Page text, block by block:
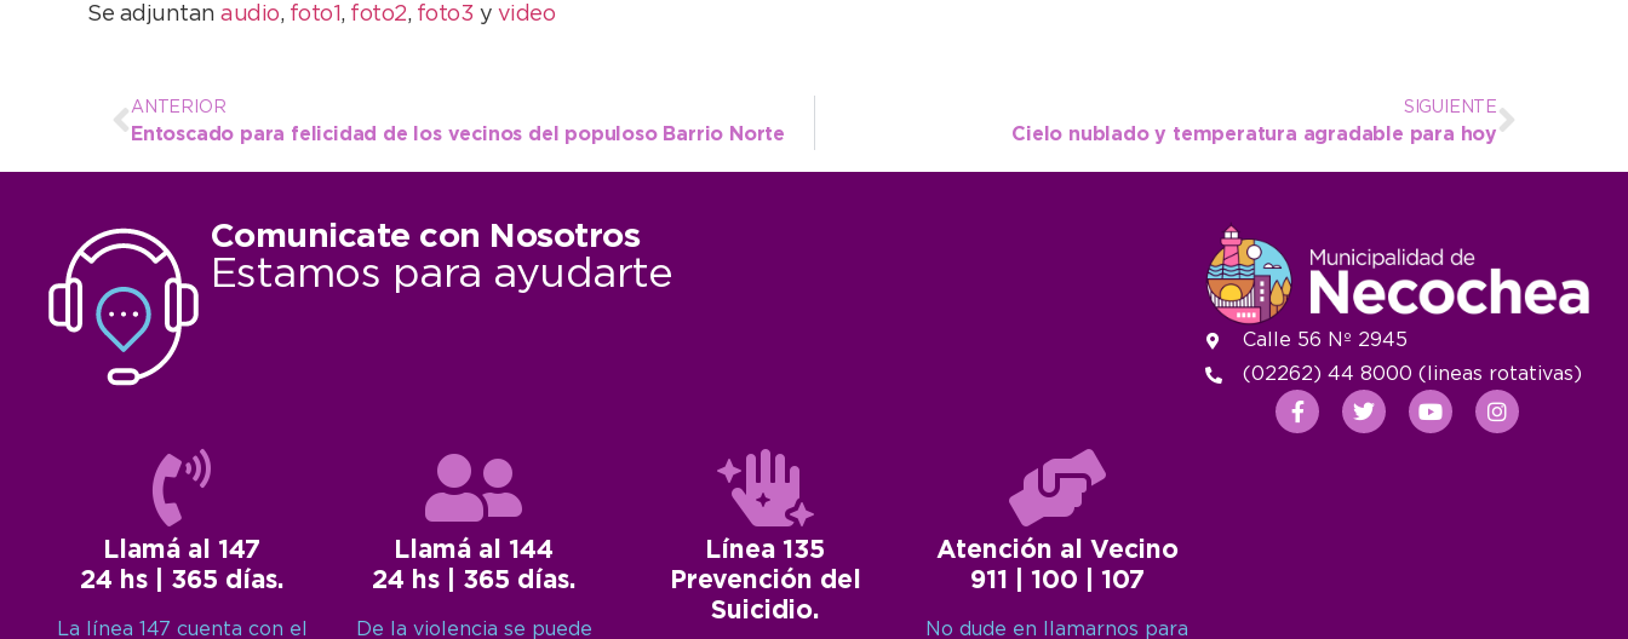
Se adjuntan audio, foto1 , foto2, foto3 y video
ANTERIOR
Entoscado para felicidad de los vecinos del populoso Barrio Norte
SIGUIENTE
Cielo nublado y temperatura agradable para hoy
Comunicate con Nosotros
Estamos para ayudarte
Llamá al 147
24 hs | 365 días.
La línea 147 cuenta con el
Llamá al 144
24 hs | 365 días.
De la violencia se puede
Línea 135
Prevención del
Suicidio.
Atención al Vecino
911 | 100 | 107
No dude en llamarnos para
Calle 56 Nº 2945
(02262) 44 8000 (lineas rotativas)